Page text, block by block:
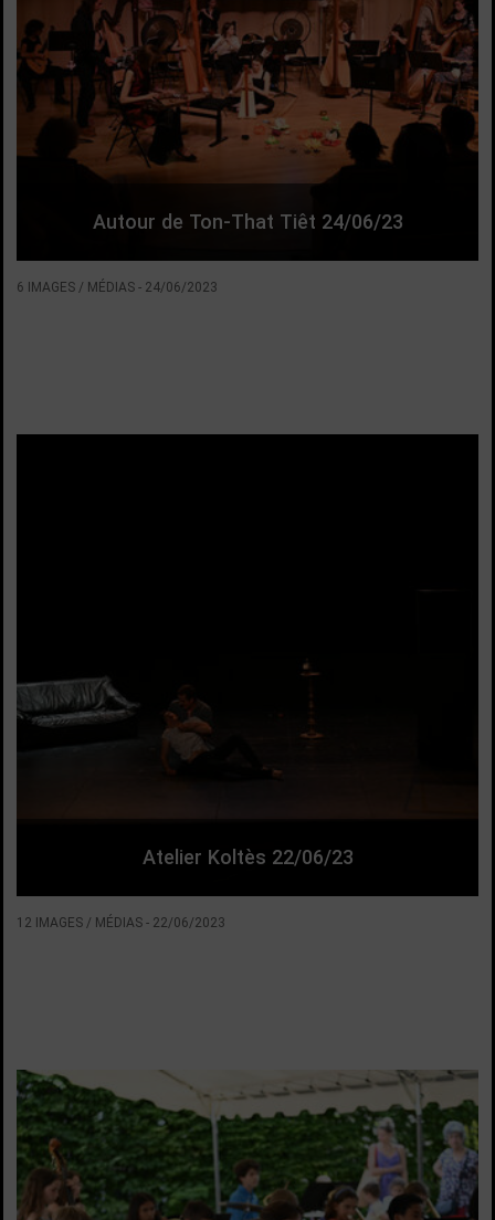
6 IMAGES / MÉDIAS - 24/06/2023
Autour de Ton-That Tiêt 24/06/23
12 IMAGES / MÉDIAS - 22/06/2023
Atelier Koltès 22/06/23